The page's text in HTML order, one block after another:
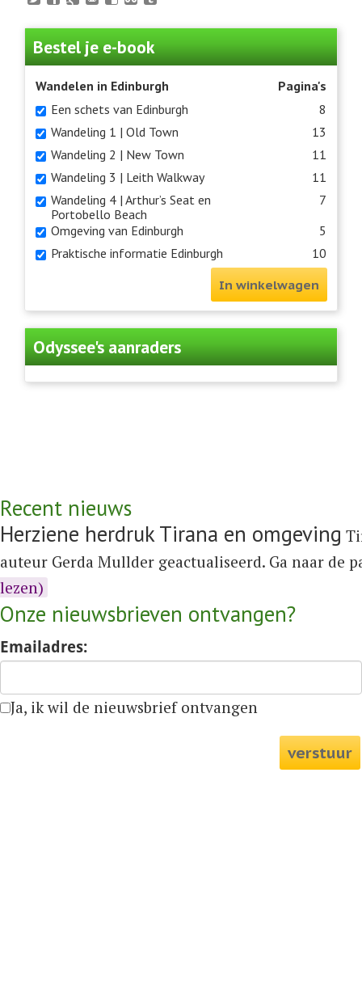
Bestel je e-book
Wandelen in Edinburgh
Pagina's
Een schets van Edinburgh
8
Wandeling 1 | Old Town
13
Wandeling 2 | New Town
11
Wandeling 3 | Leith Walkway
11
Wandeling 4 | Arthur’s Seat en
Portobello Beach
7
Omgeving van Edinburgh
5
Praktische informatie Edinburgh
10
In winkelwagen
Odyssee's aanraders
Recent nieuws
Herziene herdruk Tirana en omgeving
auteur Gerda Mullder geactualiseerd. Ga naar de
lezen)
Onze nieuwsbrieven ontvangen?
Emailadres:
Ja, ik wil de nieuwsbrief ontvangen
verstuur